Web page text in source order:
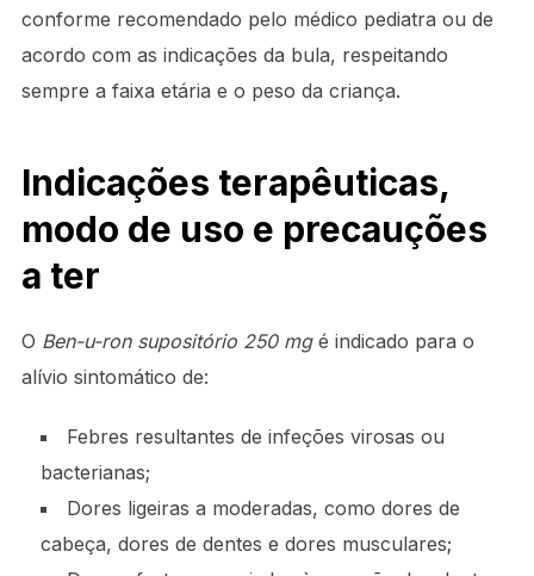
conforme recomendado pelo médico pediatra ou de
acordo com as indicações da bula, respeitando
sempre a faixa etária e o peso da criança.
Indicações terapêuticas,
modo de uso e precauções
a ter
O Ben-u-ron supositório 250 mgé indicado para o
alívio sintomático de:
Febres resultantes de infeções virosas ou
bacterianas;
Dores ligeiras a moderadas, como dores de
cabeça, dores de dentes e dores musculares;